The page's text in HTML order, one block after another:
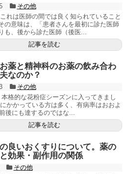
その他
れは医師の間では良く知られていること
の意味は、「患者さんを最初に診た医師
も、後から診た医師（後医...
記事を読む
薬と精神科のお薬の飲み合わ
なのか？
その他
格的な花粉症シーズンに入ってきまし
かかっている方は多く、有病率はおおよ
後にも達するのではな...
記事を読む
良いおくすりについて。薬の
効果・副作用の関係
その他